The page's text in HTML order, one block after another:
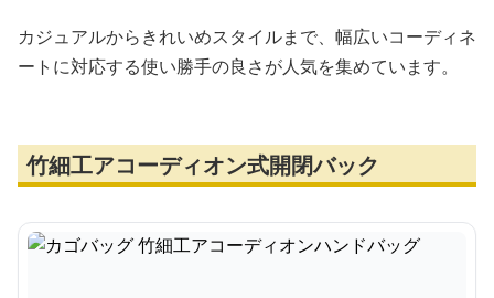
カジュアルからきれいめスタイルまで、幅広いコーディネ
ートに対応する使い勝手の良さが人気を集めています。
竹細工アコーディオン式開閉バック